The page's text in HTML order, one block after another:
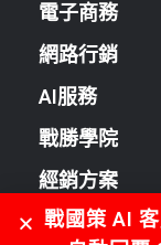
電子商務
網路行銷
AI服務
戰勝學院
經銷方案
客服中心
戰國策 AI